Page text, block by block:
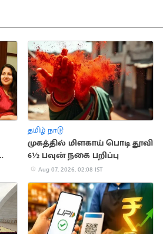
தமிழ் நாடு
முகத்தில் மிளகாய் பொடி தூவி
6½ பவுன் நகை பறிப்பு
Aug 07, 2026, 02:08 IST